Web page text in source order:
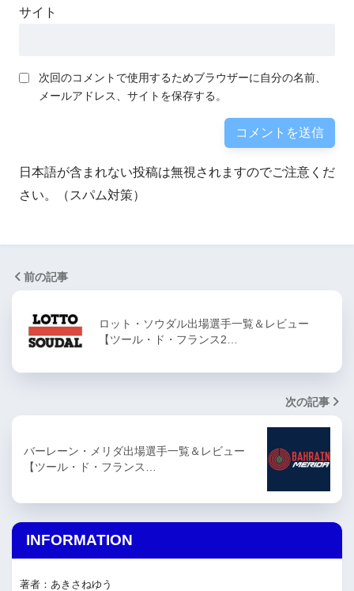
サイト
次回のコメントで使用するためブラウザーに自分の名前、
メールアドレス、サイトを保存する。
日本語が含まれない投稿は無視されますのでご注意くだ
さい。（スパム対策）
前の記事
ロット・ソウダル出場選手一覧＆レビュー
【ツール・ド・フランス2…
次の記事
バーレーン・メリダ出場選手一覧＆レビュー
【ツール・ド・フランス…
INFORMATION
著者：あきさねゆう